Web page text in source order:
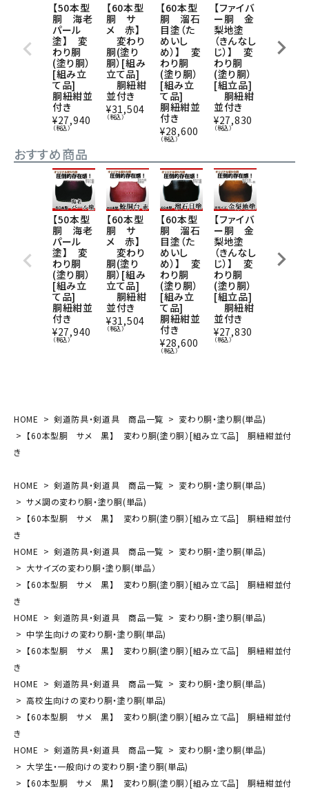
【50本型
胴 海老
パール
塗】 変
わり胴
(塗り胴）
[組み立
て品]
胴紐紺並
付き
¥27,940
（税込）
【60本型
胴 サ
メ 赤】
変わり
胴(塗り
胴）[組み
立て品]
胴紐紺
並付き
¥31,504
（税込）
【60本型
胴 溜石
目塗（た
めいし
め）】 変
わり胴
(塗り胴）
[組み立
て品]
胴紐紺並
付き
¥28,600
（税込）
【ファイバ
ー胴 金
梨地塗
（きんなし
じ）】 変
わり胴
(塗り胴）
[組立品]
胴紐紺
並付き
¥27,830
（税込）
わり胴
(塗り胴）
おすすめ商品
【50本型
胴 海老
パール
塗】 変
わり胴
(塗り胴）
[組み立
て品]
胴紐紺並
付き
¥27,940
（税込）
【60本型
胴 サ
メ 赤】
変わり
胴(塗り
胴）[組み
立て品]
胴紐紺
並付き
¥31,504
（税込）
【60本型
胴 溜石
目塗（た
めいし
め）】 変
わり胴
(塗り胴）
[組み立
て品]
胴紐紺並
付き
¥28,600
（税込）
【ファイバ
ー胴 金
梨地塗
（きんなし
じ）】 変
わり胴
(塗り胴）
[組立品]
胴紐紺
並付き
¥27,830
（税込）
わり胴
(塗り胴）
HOME 剣道防具・剣道具 商品一覧
変わり胴・塗り胴(単品)
【60本型胴 サメ 黒】 変わり胴(塗り胴）[組み立て品] 胴紐紺並付
き
HOME 剣道防具・剣道具 商品一覧
変わり胴・塗り胴(単品)
サメ調の変わり胴・塗り胴(単品)
【60本型胴 サメ 黒】 変わり胴(塗り胴）[組み立て品] 胴紐紺並付
き
HOME
剣道防具・剣道具 商品一覧
変わり胴・塗り胴(単品)
大サイズの変わり胴・塗り胴(単品）
【60本型胴 サメ 黒】 変わり胴(塗り胴）[組み立て品] 胴紐紺並付
き
HOME
剣道防具・剣道具 商品一覧
変わり胴・塗り胴(単品)
中学生向けの変わり胴・塗り胴(単品)
【60本型胴 サメ 黒】 変わり胴(塗り胴）[組み立て品] 胴紐紺並付
き
HOME
剣道防具・剣道具 商品一覧
変わり胴・塗り胴(単品)
高校生向けの変わり胴・塗り胴(単品)
【60本型胴 サメ 黒】 変わり胴(塗り胴）[組み立て品] 胴紐紺並付
き
HOME
剣道防具・剣道具 商品一覧
変わり胴・塗り胴(単品)
大学生・一般向けの変わり胴・塗り胴(単品)
【60本型胴 サメ 黒】 変わり胴(塗り胴）[組み立て品] 胴紐紺並付